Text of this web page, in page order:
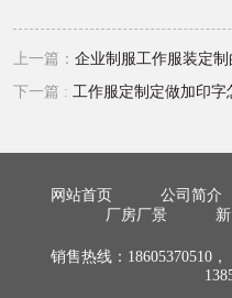
上一篇： 企业制服工作服装定
下一篇 : 工作服定制定做加印字
网站首页 公司简介
厂房厂景
销售热线：18605370510，